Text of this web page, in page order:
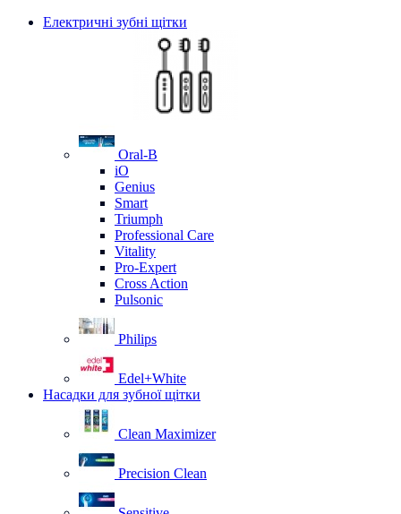
Електричні зубні щітки
Oral-B
iO
Genius
Smart
Triumph
Professional Care
Vitality
Pro-Expert
Cross Action
Pulsonic
Philips
Edel+White
Насадки для зубної щітки
Clean Maximizer
Precision Clean